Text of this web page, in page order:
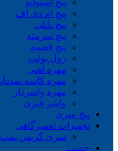
پیچ ام دی اف
پیچ پانلی
پیچ سرمته
پیچ قفسه
رول بولت
مهره آهنی
مهره کاسه نمددار
مهره واشردار
واشر فنری
پیچ متری
تجهیزات تعمیرگاهی
سری گریس پمپ
چسب